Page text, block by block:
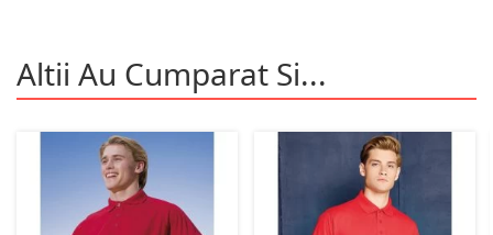
Altii Au Cumparat Si...